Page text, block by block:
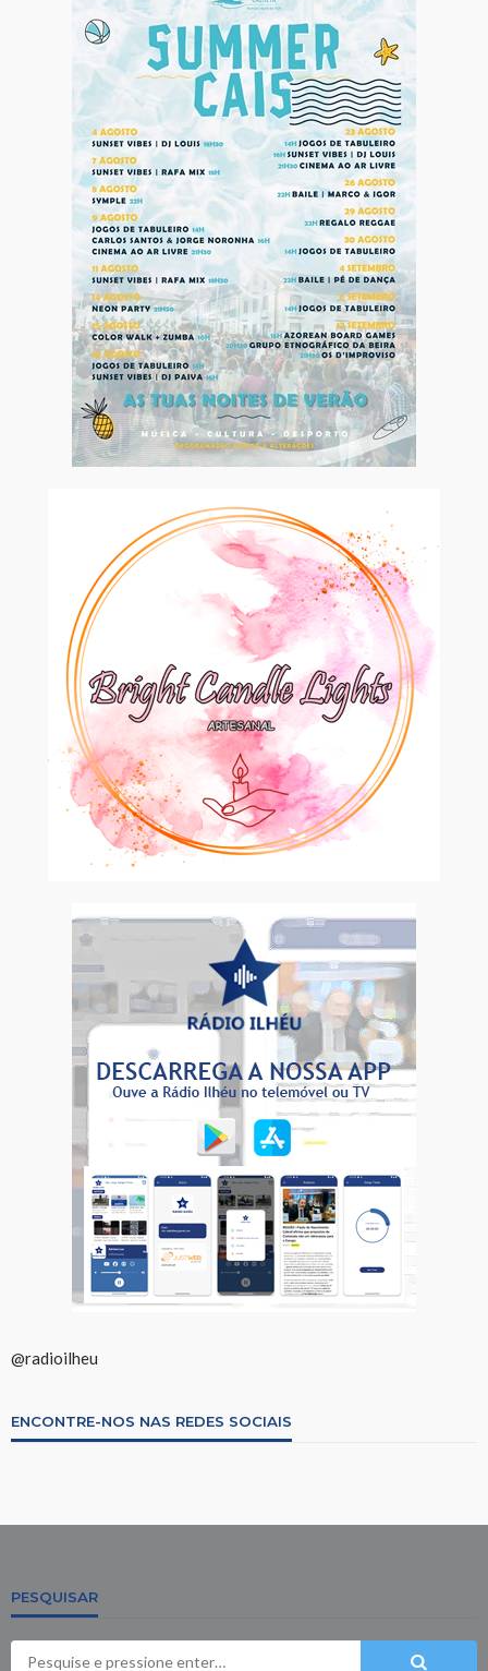
@radioilheu
ENCONTRE-NOS NAS REDES SOCIAIS
PESQUISAR